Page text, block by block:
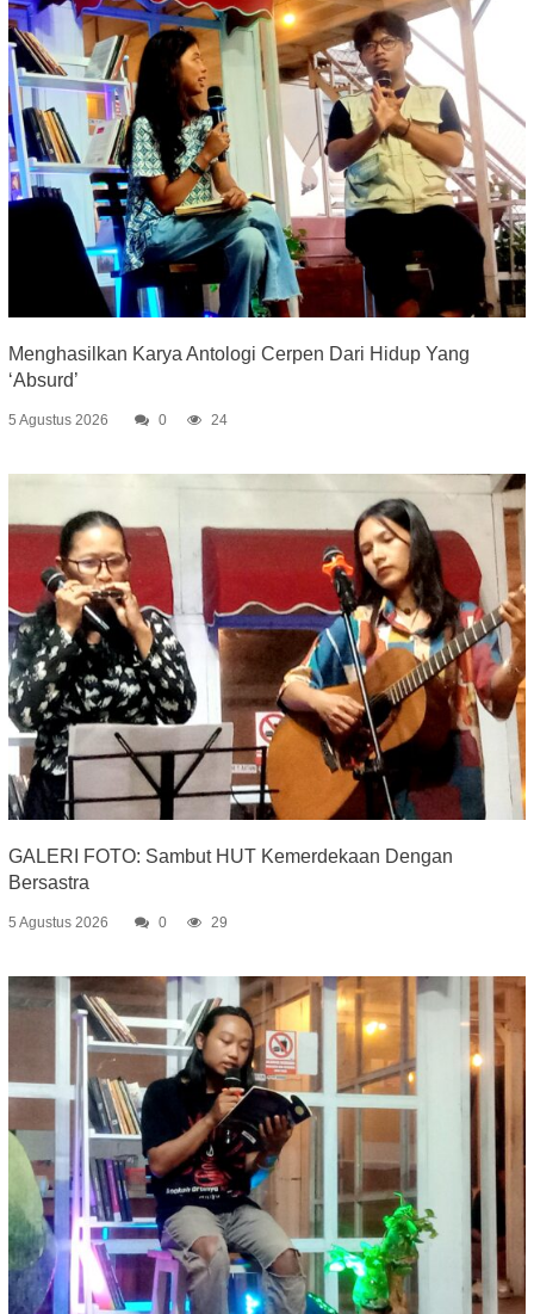
Menghasilkan Karya Antologi Cerpen Dari Hidup Yang
‘Absurd’
5 Agustus 2026 0 24
GALERI FOTO: Sambut HUT Kemerdekaan Dengan
Bersastra
5 Agustus 2026 0 29